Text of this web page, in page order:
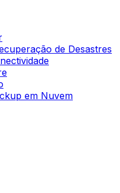
de Desastres
em Nuvem